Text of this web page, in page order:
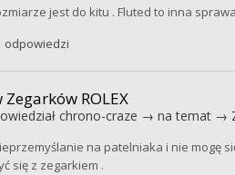
jest do kitu . Fluted to inna
odpowiedzi
ROLEX
chrono-craze → na temat →
na patelniaka i nie mogę
się z zegarkiem .